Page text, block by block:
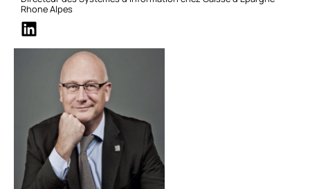
Rhone Alpes